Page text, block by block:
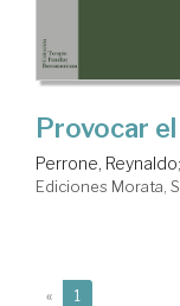
Provocar
Perrone, Reynaldo;
Ediciones Morata,
« 1